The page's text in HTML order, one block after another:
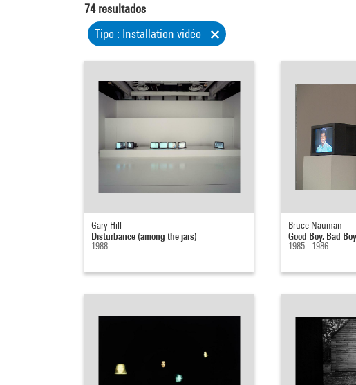
74resultados
Tipo : Installation vidéo
Gary Hill
Disturbance (among the jars)
1988
Bruce Nauman
Good Boy, Bad
1985 - 1986